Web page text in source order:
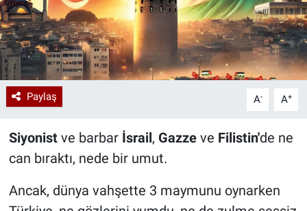
Paylaş A- A+
Siyonist ve barbar İsrail, Gazze ve Filistin'de ne
can bıraktı, nede bir umut.
Ancak, dünya vahşette 3 maymunu oynarken
Sağlık
Teknoloji
Ramazan